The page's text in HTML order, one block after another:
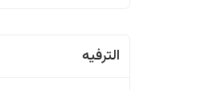
الترفيه